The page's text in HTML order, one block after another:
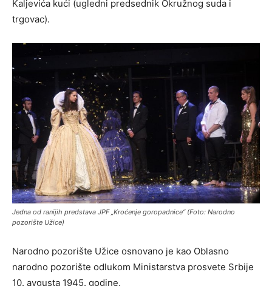
Kaljevića kući (ugledni predsednik Okružnog suda i
trgovac).
Jedna od ranijih predstava JPF „Kroćenje goropadnice“ (Foto: Narodno
pozorište Užice)
Narodno pozorište Užice osnovano je kao Oblasno
narodno pozorište odlukom Ministarstva prosvete Srbije
10. avgusta 1945. godine.